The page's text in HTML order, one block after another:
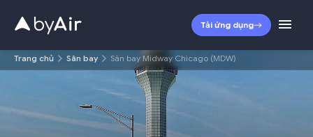
Tải ứng dụng
Trang chủ Sân bay Sân bay Midway Chicago (MDW)